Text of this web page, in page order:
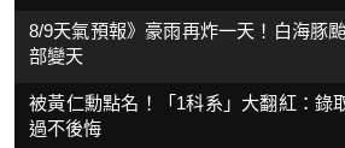
8/9天氣預報》豪雨再炸一天！白海豚
部變天
被黃仁勳點名！「1科系」大翻紅：
過不後悔